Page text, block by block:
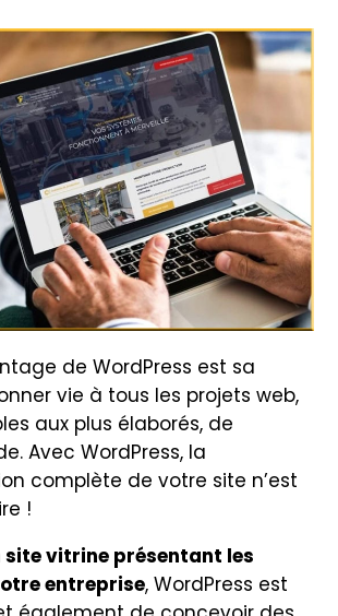
de WordPress est sa
vie à tous les projets web,
aux plus élaborés, de
Avec WordPress, la
complète de votre site n’est
!
site vitrine présentant les
entreprise, WordPress est